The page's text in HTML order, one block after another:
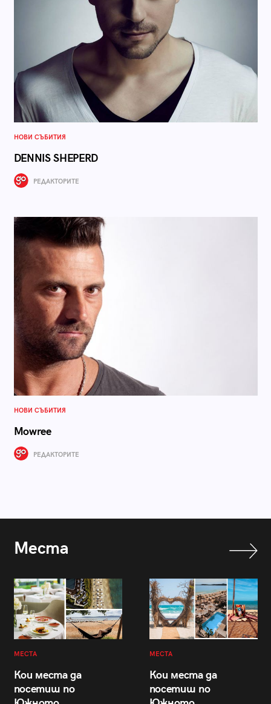
НОВИ СЪБИТИЯ
DENNIS SHEPERD
РЕДАКТОРИТЕ
НОВИ СЪБИТИЯ
Mowree
РЕДАКТОРИТЕ
Места
МЕСТА
Кои места да
посетиш по
МЕСТА
Кои места да
посетиш по